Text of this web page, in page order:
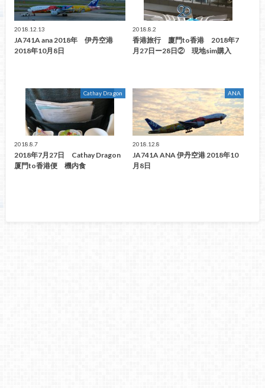
2018.12.13
JA741A ana 2018年 伊丹空港
2018年10月8日
2018.8.2
香港旅行 廈門to香港 2018年7
月27日ー28日② 現地sim購入
Cathay Dragon
2018.8.7
2018年7月27日 Cathay Dragon
厦門to香港便 機内食
ANA
2018.12.8
JA741A ANA 伊丹空港 2018年10
月8日